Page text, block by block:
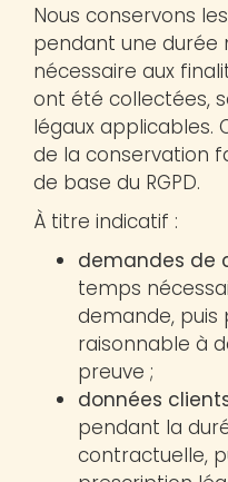
Nous conservons
pendant une durée
nécessaire aux
ont été collectées,
légaux applicables.
de la conservation
de base du RGPD.
À titre indicatif :
demandes de
temps
demande, puis
raisonnable à
preuve ;
données
pendant la
contractuelle,